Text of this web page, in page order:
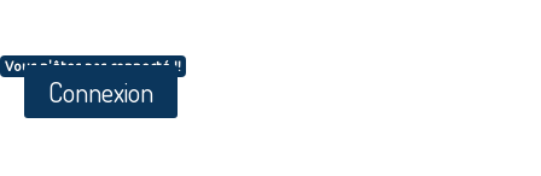
Vous n'êtes pas connecté !!
Connexion